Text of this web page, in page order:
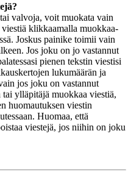
valvoja, voit muokata vain
klikkaamalla muokkaa-
Joskus painike toimii vain
Jos joku on jo vastannut
pienen tekstin viestisi
lukumäärän ja
jos joku on vastannut
ylläpitäjä muokkaa viestiä,
huomautuksen viestin
Huomaa, että
viestejä, jos niihin on joku